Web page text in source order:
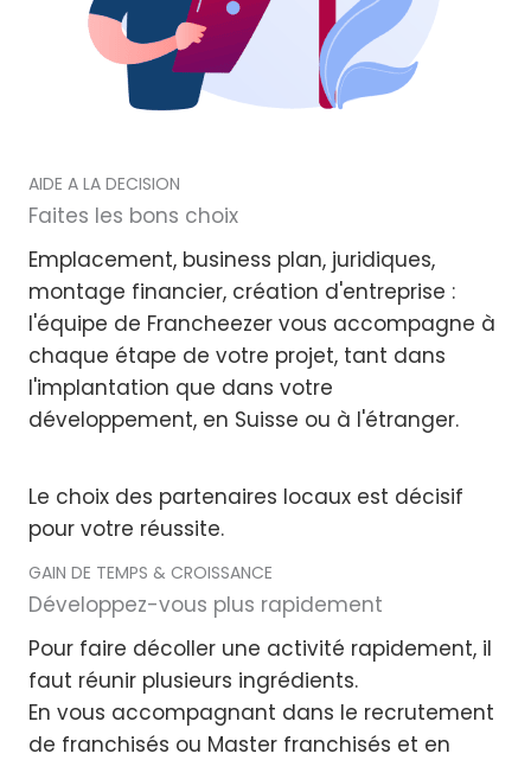
AIDE A LA DECISION
Faites les bons choix
Emplacement, business plan, juridiques,
montage financier, création d'entreprise :
l'équipe de Francheezer vous accompagne à
chaque étape de votre projet, tant dans
l'implantation que dans votre
développement, en Suisse ou à l'étranger.
Le choix des partenaires locaux est décisif
pour votre réussite.
GAIN DE TEMPS & CROISSANCE
Développez-vous plus rapidement
Pour faire décoller une activité rapidement, il
faut réunir plusieurs ingrédients.
En vous accompagnant dans le recrutement
de franchisés ou Master franchisés et en